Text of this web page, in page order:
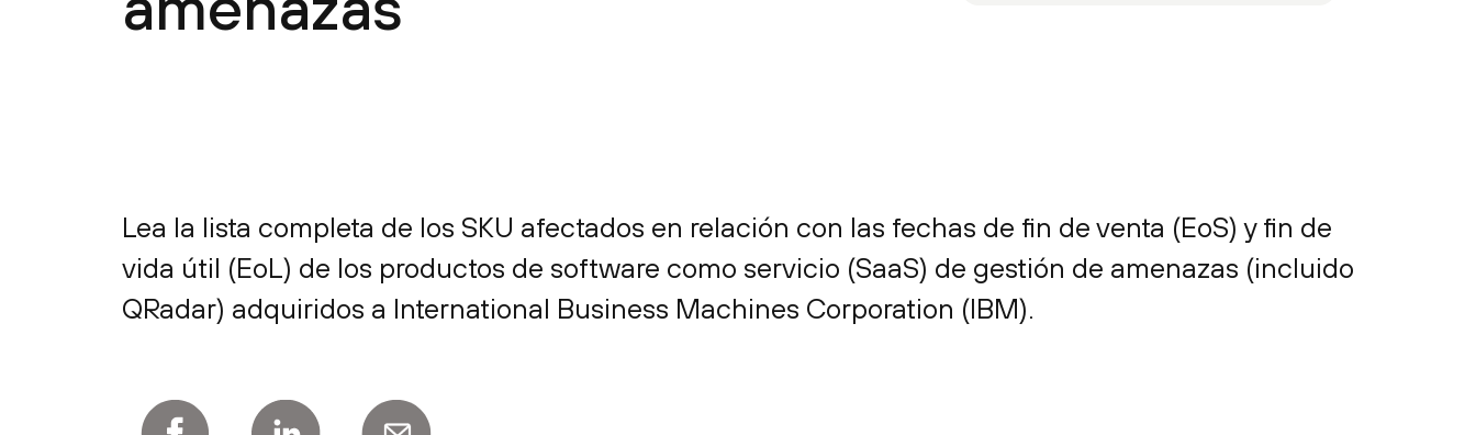
Lea la lista completa de los SKU afectados en relación con las fechas de fin de venta (EoS) y fin de
vida útil (EoL) de los productos de software como servicio (SaaS) de gestión de amenazas (incluido
QRadar) adquiridos a International Business Machines Corporation (IBM).